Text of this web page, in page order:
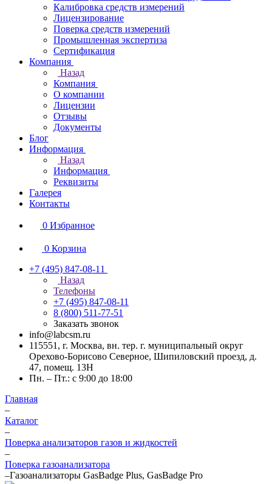
Калибровка средств измерений
Лицензирование
Поверка средств измерений
Промышленная экспертиза
Сертификация
Компания
Назад
Компания
О компании
Лицензии
Отзывы
Документы
Блог
Информация
Назад
Информация
Реквизиты
Галерея
Контакты
0 Избранное
0 Корзина
+7 (495) 847-08-11
Назад
Телефоны
+7 (495) 847-08-11
8 (800) 511-77-51
Заказать звонок
info@labcsm.ru
115551, г. Москва, вн. тер. г. муниципальный округ
Орехово-Борисово Северное, Шипиловский проезд, д.
47, помещ. 13Н
Пн. – Пт.: с 9:00 до 18:00
Главная
–
Каталог
–
Поверка анализаторов газов и жидкостей
–
Поверка газоанализатора
–Газоанализаторы GasBadge Plus, GasBadge Pro